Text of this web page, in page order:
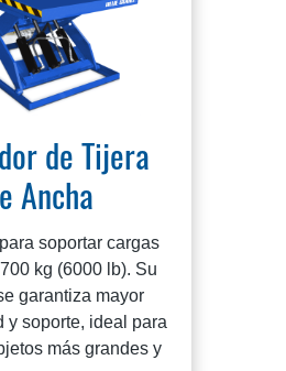
de Tijera
Ancha
soportar cargas
kg (6000 lb). Su
garantiza mayor
y soporte, ideal para
más grandes y